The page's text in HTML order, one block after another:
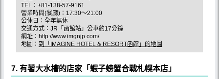
TEL：+81-138-57-9161
營業時間(餐廳)：17:30〜21:00
公休日：全年無休
交通方式：JR「函館站」公車約17分鐘
網址： http://www.imgnjp.com/
地圖： 到「IMAGINE HOTEL & RESORT函館」的地圖
7. 有著大水槽的店家「蝦子螃蟹合戰札幌本店」